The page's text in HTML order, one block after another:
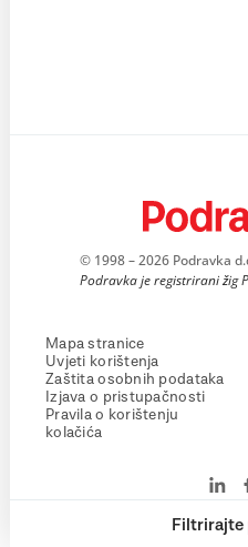
Filtrirajte
© 1998 – 2026 Podravka
Podravka je registrirani žig
Mapa stranice
Uvjeti korištenja
Zaštita osobnih podataka
Izjava o pristupačnosti
Pravila o korištenju
kolačića